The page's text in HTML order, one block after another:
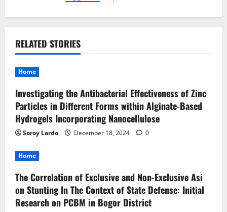
i
g
a
t
i
o
n
RELATED STORIES
Home
Investigating the Antibacterial Effectiveness of Zinc
Particles in Different Forms within Alginate-Based
Hydrogels Incorporating Nanocellulose
Soroy Lardo December 18, 2024 0
Home
The Correlation of Exclusive and Non-Exclusive Asi
on Stunting In The Context of State Defense: Initial
Research on PCBM in Bogor District